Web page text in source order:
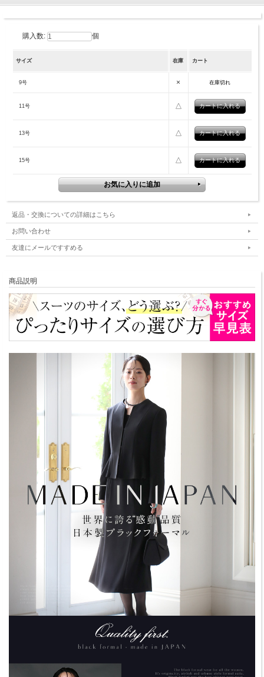
購入数: 個
サイズ 在庫 カート
9号 × 在庫切れ
11号 △
13号 △
15号 △
返品・交換についての詳細はこちら
お問い合わせ
友達にメールですすめる
商品説明